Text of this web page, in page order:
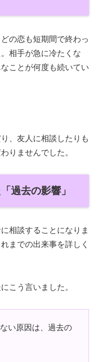
の恋も短期間で終わっ
相手が急に冷たくな
ことが何度も続いてい
、友人に相談したりも
りませんでした。
過去の影響」
相談することになりま
までの出来事を詳しく
こう言いました。
い原因は、過去の